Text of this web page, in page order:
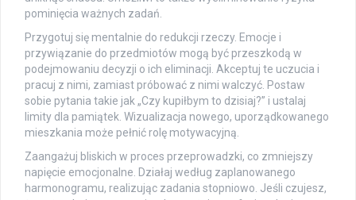
pominięcia ważnych zadań.
Przygotuj się mentalnie do redukcji rzeczy. Emocje i
przywiązanie do przedmiotów mogą być przeszkodą w
podejmowaniu decyzji o ich eliminacji. Akceptuj te uczucia i
pracuj z nimi, zamiast próbować z nimi walczyć. Postaw
sobie pytania takie jak „Czy kupiłbym to dzisiaj?” i ustalaj
limity dla pamiątek. Wizualizacja nowego, uporządkowanego
mieszkania może pełnić rolę motywacyjną.
Zaangażuj bliskich w proces przeprowadzki, co zmniejszy
napięcie emocjonalne. Działaj według zaplanowanego
harmonogramu, realizując zadania stopniowo. Jeśli czujesz,